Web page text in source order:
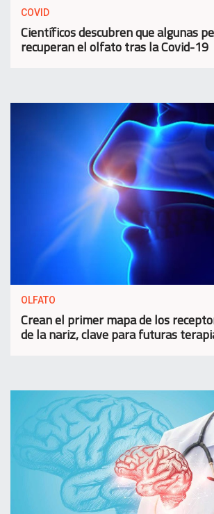
COVID
Científicos descubren que algunas
recuperan el olfato tras la Covid-19
OLFATO
Crean el primer mapa de los
de la nariz, clave para futuras